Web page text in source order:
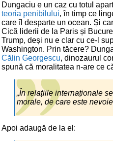
Dungaciu e un caz cu totul
teoria penibilului, în timp ce
care îl desparte un ocean. Și
Cică liderii de la Paris și
Trump, deși nu e clar cu ce-l
Washington. Prin tăcere?
Călin Georgescu, dinozaurul
spună că moralitatea n-are ce
„În relațiile internaționale
morale, de care este
Apoi adaugă de la el: